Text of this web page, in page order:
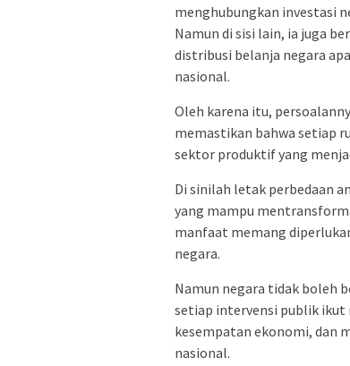
menghubungkan investasi
Namun di sisi lain, ia juga
distribusi belanja negara
nasional.
Oleh karena itu,
memastikan bahwa setiap
sektor produktif yang
Di sinilah letak perbedaan
yang mampu
manfaat memang
negara.
Namun negara tidak boleh
setiap intervensi publik ikut
kesempatan ekonomi, dan
nasional.